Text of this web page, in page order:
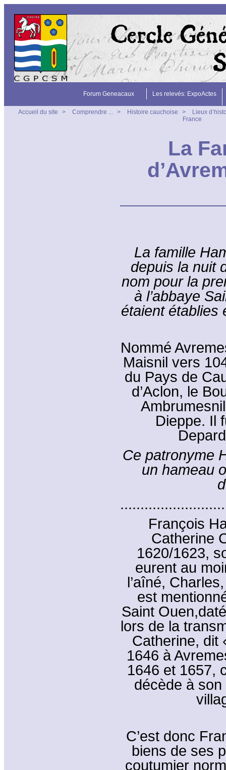
Forum Geneacaux Les relevés: ExpoActes
Accueil du site > Comprendre ... > Histoire cauchoise >
Lieux
France
La
La famille
depuis la nuit
nom pour la
à l’abbaye
étaient établies
Nommé
Maisnil vers
du Pays de
d’Aclon, le
Dieppe. Il
Ce patronyme
un hameau
François
Catherine
1620/1623,
eurent au
l’aîné,
est
Saint
lors de la
Catherine, dit
1646 à
1646 et 1657,
décède à
C’est donc
biens de ses
coutumier